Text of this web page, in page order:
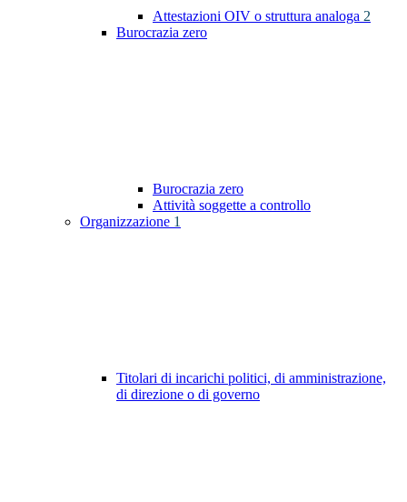
Attestazioni OIV o struttura analoga 2
Burocrazia zero
Burocrazia zero
Attività soggette a controllo
Organizzazione 1
Titolari di incarichi politici, di amministrazione,
di direzione o di governo